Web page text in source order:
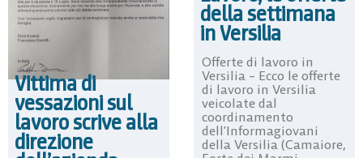
Vittima di
vessazioni sul
lavoro scrive alla
direzione
della settimana
in Versilia
Offerte di lavoro in
Versilia – Ecco le offerte
di lavoro in Versilia
veicolate dal
coordinamento
dell’Informagiovani
della Versilia (Camaiore,